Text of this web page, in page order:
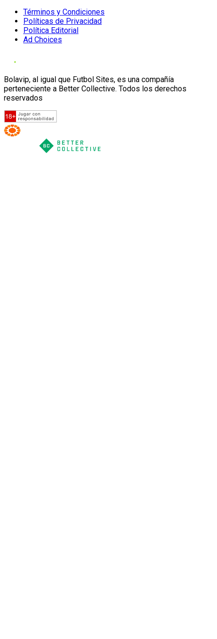
Términos y Condiciones
Políticas de Privacidad
Política Editorial
Ad Choices
Bolavip, al igual que Futbol Sites, es una compañía
perteneciente a Better Collective. Todos los derechos
reservados